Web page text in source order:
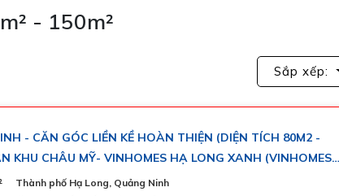
- 150m²
Sắp xếp:
- CĂN GÓC LIỀN KỀ HOÀN THIỆN (DIỆN TÍCH 80M2 -
KHU CHÂU MỸ- VINHOMES HẠ LONG XANH (VINHOMES
HẠ LONG)
Thành phố Hạ Long, Quảng Ninh